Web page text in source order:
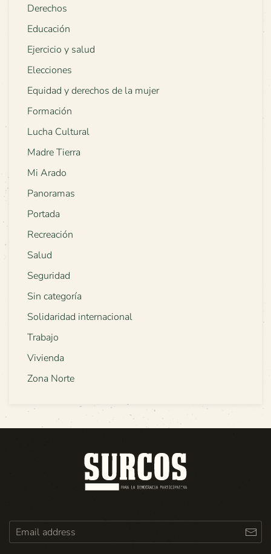
Derechos
Educación
Ejercicio y salud
Elecciones
Equidad y derechos de la mujer
Formación
Lucha Cultural
Madre Tierra
Mi Arado
Panoramas
Portada
Recreación
Salud
Seguridad
Sin categoría
Solidaridad internacional
Trabajo
Vivienda
Zona Norte